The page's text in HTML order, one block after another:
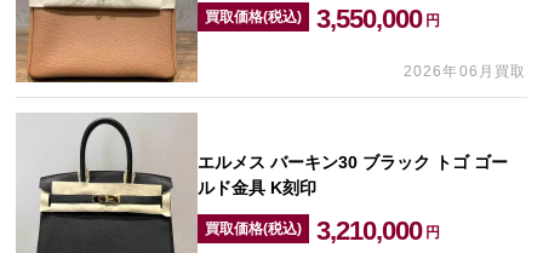
買取価格(税込) 3,550,000 円
2026年06月買取
エルメス バーキン30 ブラック トゴ ゴー
ルド金具 K刻印
買取価格(税込) 3,210,000 円